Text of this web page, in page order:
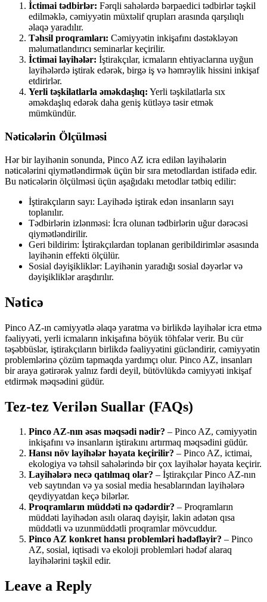
İctimai tədbirlər: Fərqli sahələrdə bərpaedici tədbirlər təşkil
edilməklə, cəmiyyətin müxtəlif qrupları arasında qarşılıqlı
əlaqə yaradılır.
Təhsil proqramları: Cəmiyyətin inkişafını dəstəkləyən
məlumatlandırıcı seminarlar keçirilir.
İctimai layihələr: İştirakçılar, icmaların ehtiyaclarına uyğun
layihələrdə iştirak edərək, birgə iş və həmrəylik hissini inkişaf
etdirirlər.
Yerli təşkilatlarla əməkdaşlıq: Yerli təşkilatlarla sıx
əməkdaşlıq edərək daha geniş kütləyə təsir etmək
mümkündür.
Nəticələrin Ölçülməsi
Hər bir layihənin sonunda, Pinco AZ icra edilən layihələrin
nəticələrini qiymətləndirmək üçün bir sıra metodlardan istifadə edir.
Bu nəticələrin ölçülməsi üçün aşağıdakı metodlar tətbiq edilir:
İştirakçıların sayı: Layihədə iştirak edən insanların sayı
toplanılır.
Tədbirlərin izlənməsi: İcra olunan tədbirlərin uğur dərəcəsi
qiymətləndirilir.
Geri bildirim: İştirakçılardan toplanan geribildirimlər əsasında
layihənin effekti ölçülür.
Sosial dəyişikliklər: Layihənin yaradığı sosial dəyərlər və
dəyişikliklər araşdırılır.
Nəticə
Pinco AZ-ın cəmiyyətlə əlaqə yaratma və birlikdə layihələr icra etmə
fəaliyyəti, yerli icmaların inkişafına böyük töhfələr verir. Bu cür
təşəbbüslər, iştirakçıların birlikdə fəaliyyətini gücləndirir, cəmiyyətin
problemlərinə çözüm tapmaqda yardımçı olur. Pinco AZ, insanları
bir araya gətirərək yalnız fərdi deyil, bütövlükdə cəmiyyəti inkişaf
etdirmək məqsədini güdür.
Tez-tez Verilən Suallar (FAQs)
Pinco AZ-nın əsas məqsədi nədir? – Pinco AZ, cəmiyyətin
inkişafını və insanların iştirakını artırmaq məqsədini güdür.
Hansı növ layihələr həyata keçirilir? – Pinco AZ, ictimai,
ekologiya və təhsil sahələrində bir çox layihələr həyata keçirir.
Layihələrə necə qatılmaq olar? – İştirakçılar Pinco AZ-nın
veb saytından və ya sosial media hesablarından layihələrə
qeydiyyatdan keçə bilərlər.
Proqramların müddəti nə qədərdir? – Proqramların
müddəti layihədən asılı olaraq dəyişir, lakin adətən qısa
müddətli və uzunmüddətli proqramlar mövcuddur.
Pinco AZ konkret hansı problemləri hədəfləyir? – Pinco
AZ, sosial, iqtisadi və ekoloji problemləri hədəf alaraq
layihələrini təşkil edir.
Leave a Reply